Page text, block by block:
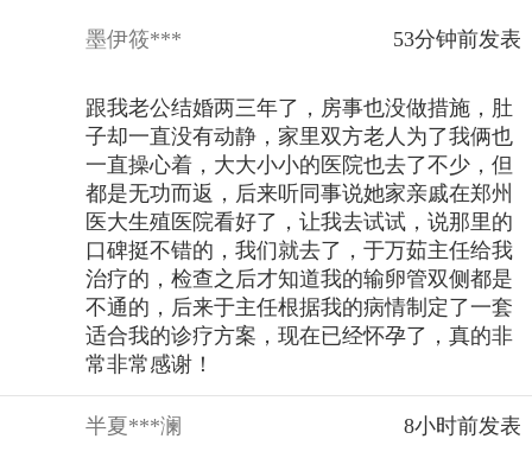
墨伊筱*** 53分钟前发表
跟我老公结婚两三年了，房事也没做措施，肚
子却一直没有动静，家里双方老人为了我俩也
一直操心着，大大小小的医院也去了不少，但
都是无功而返，后来听同事说她家亲戚在郑州
医大生殖医院看好了，让我去试试，说那里的
口碑挺不错的，我们就去了，于万茹主任给我
治疗的，检查之后才知道我的输卵管双侧都是
不通的，后来于主任根据我的病情制定了一套
适合我的诊疗方案，现在已经怀孕了，真的非
常非常感谢！
半夏***澜 8小时前发表